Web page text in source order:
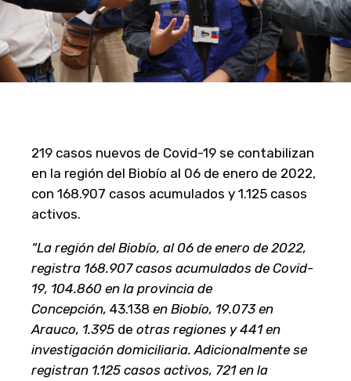
219 casos nuevos de Covid-19 se contabilizan
en la región del Biobío al 06 de enero de 2022,
con 168.907 casos acumulados y 1.125 casos
activos.
“La región del Biobío, al 06 de enero de 2022,
registra 168.907 casos acumulados de Covid-
19, 104.860 en la provincia de
Concepción, 43.138 en Biobío, 19.073en
Arauco, 1.395 de otras regiones y 441 en
investigación domiciliaria. Adicionalmente se
registran 1.125 casos activos, 721 en la